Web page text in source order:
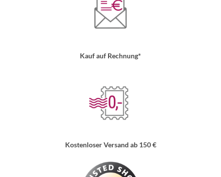
Kauf auf Rechnung*
Kostenloser Versand ab 150 €